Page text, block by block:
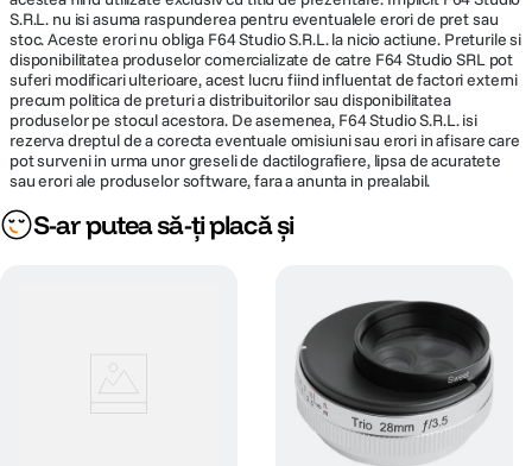
S.R.L. nu isi asuma raspunderea pentru eventualele erori de pret sau
stoc. Aceste erori nu obliga F64 Studio S.R.L. la nicio actiune. Preturile si
disponibilitatea produselor comercializate de catre F64 Studio SRL pot
suferi modificari ulterioare, acest lucru fiind influentat de factori externi
precum politica de preturi a distribuitorilor sau disponibilitatea
produselor pe stocul acestora. De asemenea, F64 Studio S.R.L. isi
rezerva dreptul de a corecta eventuale omisiuni sau erori in afisare care
pot surveni in urma unor greseli de dactilografiere, lipsa de acuratete
sau erori ale produselor software, fara a anunta in prealabil.
S-ar putea să-ți placă și